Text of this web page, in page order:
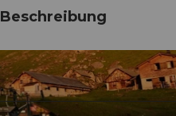
Beschreibung